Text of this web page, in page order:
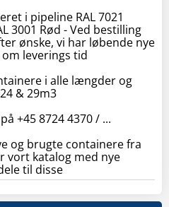
i pipeline RAL 7021
3001 Rød - Ved bestilling
ønske, vi har løbende nye
leverings tid
i alle længder og
& 29m3
+45 8724 4370 / ...
og brugte containere fra
vort katalog med nye
til disse